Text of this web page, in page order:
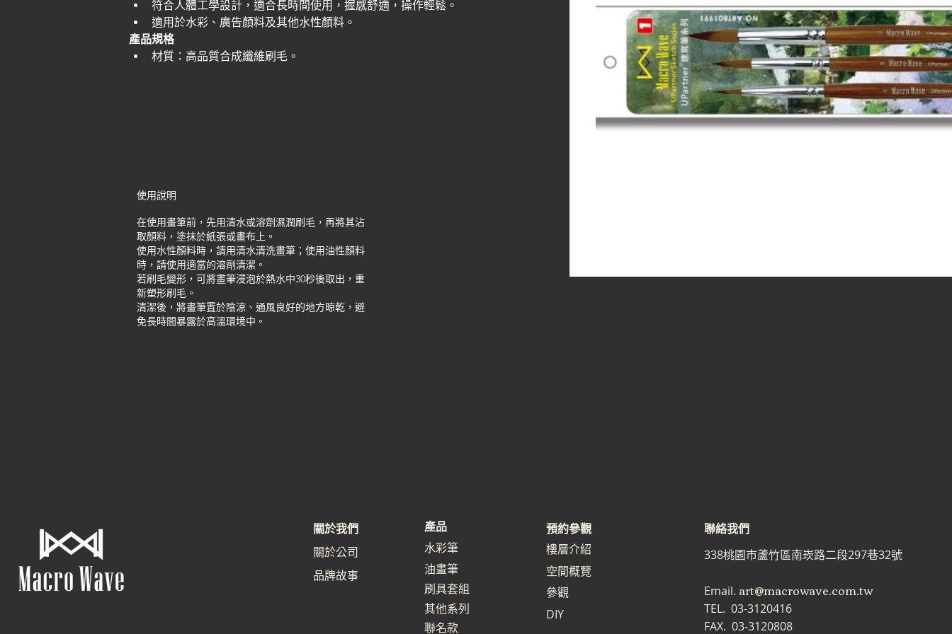
符合人體工學設計，適合長時間使用，握感舒適，操作輕鬆。
適用於水彩、廣告顏料及其他水性顏料。
產品規格
材質：高品質合成纖維刷毛。
使用說明
在使用畫筆前，先用清水或溶劑濕潤刷毛，再將其沾
取顏料，塗抹於紙張或畫布上。
使用水性顏料時，請用清水清洗畫筆；使用油性顏料
時，請使用適當的溶劑清潔。
若刷毛變形，可將畫筆浸泡於熱水中30秒後取出，重
新塑形刷毛。
清潔後，將畫筆置於陰涼、通風良好的地方晾乾，避
免長時間暴露於高溫環境中。
關於我們
關於公司
品牌故事
產品
水彩筆
油畫筆
刷具套組
其他系列
聯名款
預約參觀
樓層介紹
空間概覽
參觀
DIY
聯絡我們
338桃園市蘆竹區南崁路二段297巷32號
Email. art@macrowave.com.tw
TEL. 03-3120416
FAX. 03-3120808